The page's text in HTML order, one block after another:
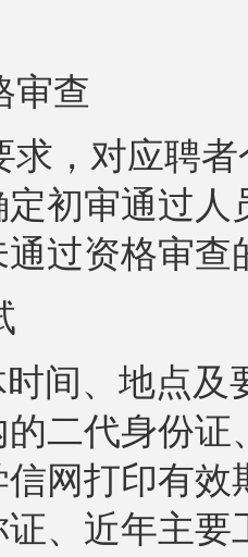
审查
求，对应聘
定初审通过人
过资格审查
时间、地点
二代身份
信网打印有
、近年主